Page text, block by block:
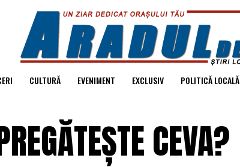
CULTURĂ EVENIMENT EXCLUSIV POLITICĂ LOCALĂ
CEVA?